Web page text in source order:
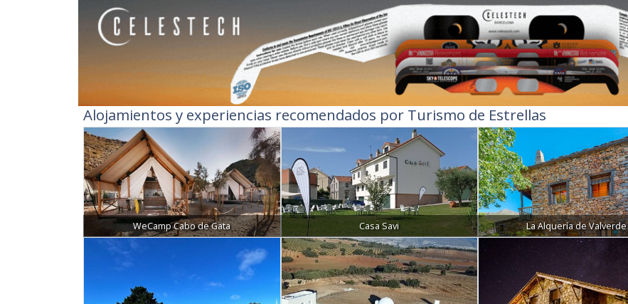
Alojamientos y experiencias recomendados por Turismo de Estrellas
WeCamp Cabo de Gata Casa Savi La Alquería de Valverde